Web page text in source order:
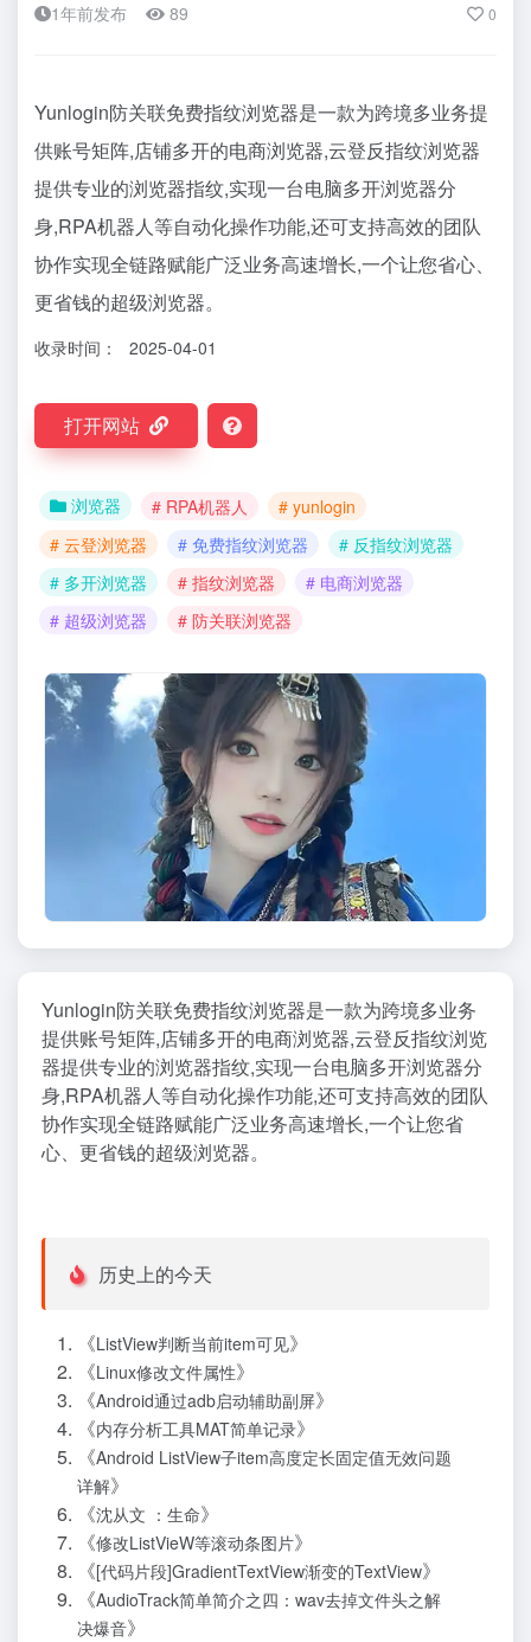
1年前发布 89 0
Yunlogin防关联免费指纹浏览器是一款为跨境多业务提
供账号矩阵,店铺多开的电商浏览器,云登反指纹浏览器
提供专业的浏览器指纹,实现一台电脑多开浏览器分
身,RPA机器人等自动化操作功能,还可支持高效的团队
协作实现全链路赋能广泛业务高速增长,一个让您省心、
更省钱的超级浏览器。
收录时间： 2025-04-01
打开网站
浏览器 # RPA机器人
# yunlogin
# 云登浏览器
# 免费指纹浏览器
# 反指纹浏览器
# 多开浏览器
# 指纹浏览器
# 电商浏览器
# 超级浏览器
# 防关联浏览器
Yunlogin防关联免费指纹浏览器是一款为跨境多业务
提供账号矩阵,店铺多开的电商浏览器,云登反指纹浏览
器提供专业的浏览器指纹,实现一台电脑多开浏览器分
身,RPA机器人等自动化操作功能,还可支持高效的团队
协作实现全链路赋能广泛业务高速增长,一个让您省
心、更省钱的超级浏览器。
历史上的今天
《ListView判断当前item可见》
《Linux修改文件属性》
《Android通过adb启动辅助副屏》
《内存分析工具MAT简单记录》
《Android ListView子item高度定长固定值无效问题
详解》
《沈从文 ：生命》
《修改ListVieW等滚动条图片》
《[代码片段]GradientTextView渐变的TextView》
《AudioTrack简单简介之四：wav去掉文件头之解
决爆音》